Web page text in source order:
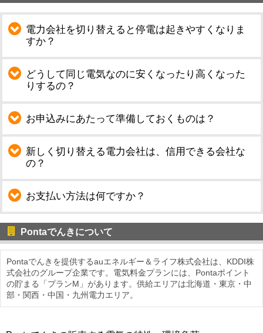
電力会社を切り替えると停電は起きやすくなりま
すか？
どうして同じ電気なのに安くなったり高くなった
りするの？
お申込みにあたって準備しておくものは？
新しく切り替える電力会社は、信用できる会社な
の？
お支払い方法は何ですか？
Pontaでんきについて
Pontaでんきを提供するauエネルギー＆ライフ株式会社は、KDDI株
式会社のグループ企業です。電気料金プランには、Pontaポイント
の貯まる「プランM」があります。供給エリアは北海道・東京・中
部・関西・中国・九州電力エリア。